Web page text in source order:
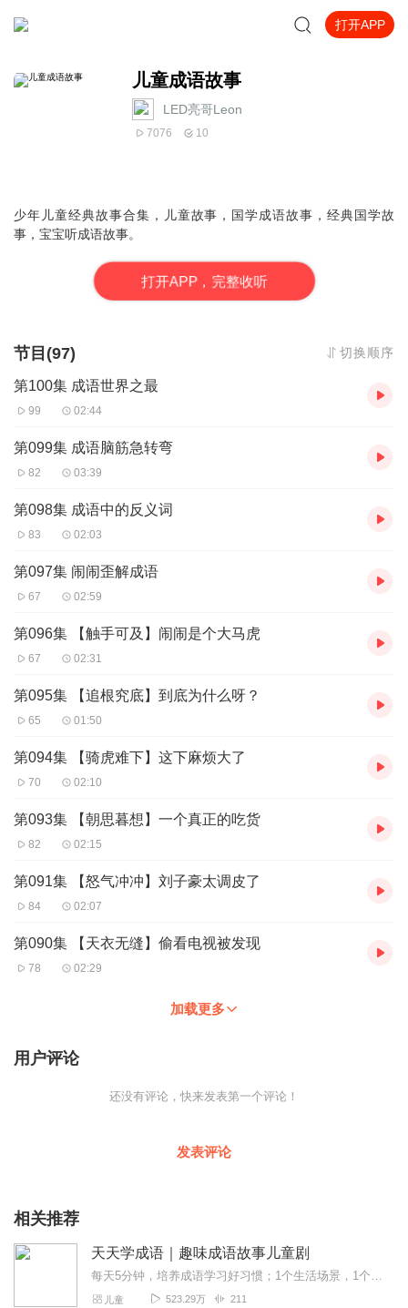
打开APP
儿童成语故事
LED亮哥Leon
7076 10
少年儿童经典故事合集，儿童故事，国学成语故事，经典国学故
事，宝宝听成语故事。
打开APP，完整收听
节目(97) 切换顺序
第100集 成语世界之最
99 02:44
第099集 成语脑筋急转弯
82 03:39
第098集 成语中的反义词
83 02:03
第097集 闹闹歪解成语
67 02:59
第096集 【触手可及】闹闹是个大马虎
67 02:31
第095集 【追根究底】到底为什么呀？
65 01:50
第094集 【骑虎难下】这下麻烦大了
70 02:10
第093集 【朝思暮想】一个真正的吃货
82 02:15
第091集 【怒气冲冲】刘子豪太调皮了
84 02:07
第090集 【天衣无缝】偷看电视被发现
78 02:29
加载更多
用户评论
还没有评论，快来发表第一个评论！
发表评论
相关推荐
天天学成语｜趣味成语故事儿童剧
每天5分钟，培养成语学习好习惯；1个生活场景，1个成语典故，1例造句；潜移默化学语文，抓住孩子的学习黄金期；hi，亲爱的小朋友们，我是你们的好朋友，也是喜欢讲故...
儿童 523.29万 211